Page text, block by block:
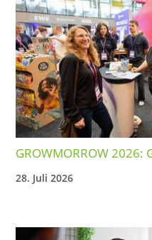
GROWMORROW 2026:
28. Juli 2026